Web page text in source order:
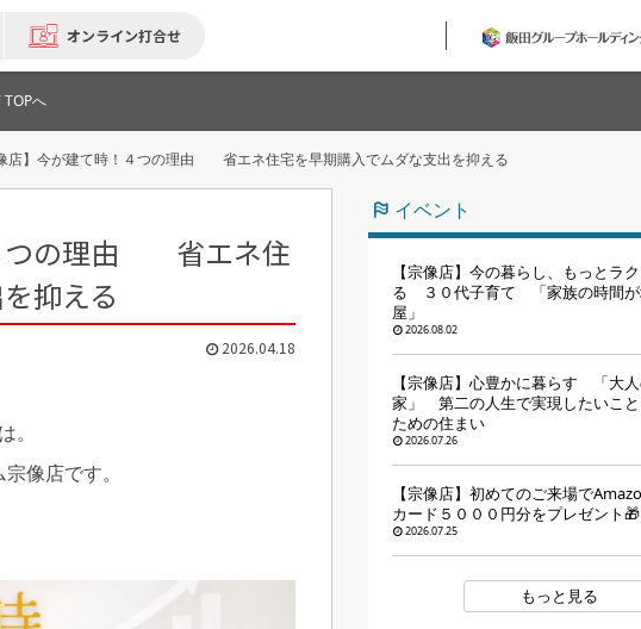
オンライン打合せ
ユニバーサル
テクノロジー
モデルハウス検索・見学
キャンペーン・コラボ情報
TOPへ
店】今が建て時！４つの理由 省エネ住宅を早期購入でムダな支出を抑える
つの理由 省エネ住
抑える
2026.04.18
。
像店です。
イベント
【宗像店】今の暮らし、もっとラ
る ３０代子育て 「家族の時間が
屋」
2026.08.02
【宗像店】心豊かに暮らす 「大
家」 第二の人生で実現したいこ
ための住まい
2026.07.26
【宗像店】初めてのご来場で
カード５０００円分をプレゼント🎁
2026.07.25
もっと見る